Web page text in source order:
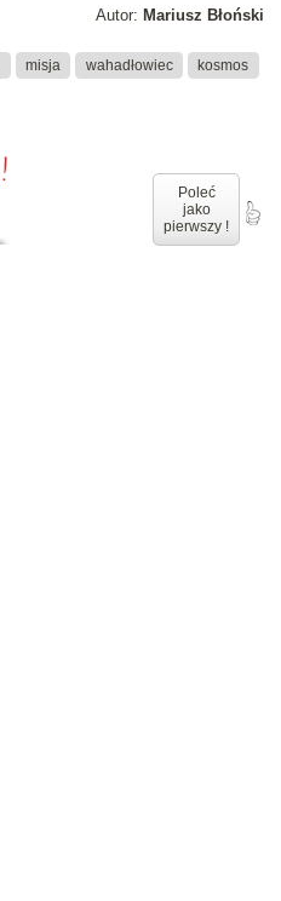
Autor: Mariusz Błoński
misja wahadłowiec kosmos
Poleć
jako
pierwszy !